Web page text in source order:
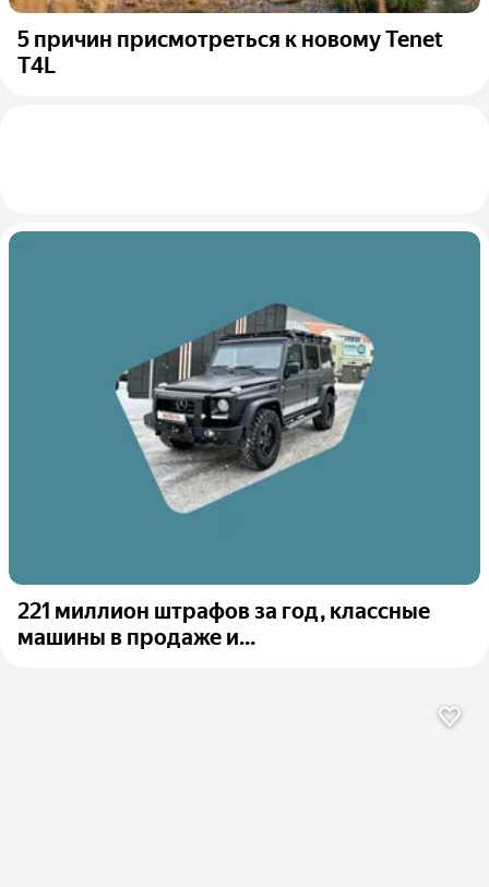
5 причин присмотреться к новому Tenet
T4L
221 миллион штрафов за год, классные
машины в продаже и...